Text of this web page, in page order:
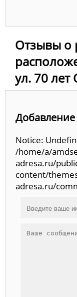
Отзывы о
ул. 70 лет
Добавление
Notice:
/home/a/
adresa.ru/
content/
adresa.ru/